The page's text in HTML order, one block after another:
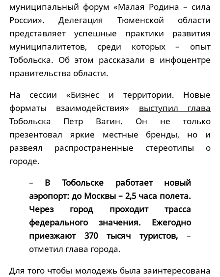
муниципальный форум «Малая Родина – сила
России». Делегация Тюменской области
представляет успешные практики развития
муниципалитетов, среди которых – опыт
Тобольска. Об этом рассказали в инфоцентре
правительства области.
На сессии «Бизнес и территории. Новые
форматы взаимодействия» выступил глава
Тобольска Петр Вагин. Он не только
презентовал яркие местные бренды, но и
развеял распространенные стереотипы о
городе.
– В Тобольске работает новый
аэропорт: до Москвы – 2,5 часа полета.
Через город проходит трасса
федерального значения. Ежегодно
приезжают 370 тысяч туристов,–
отметил глава города.
Для того чтобы молодежь была заинтересована